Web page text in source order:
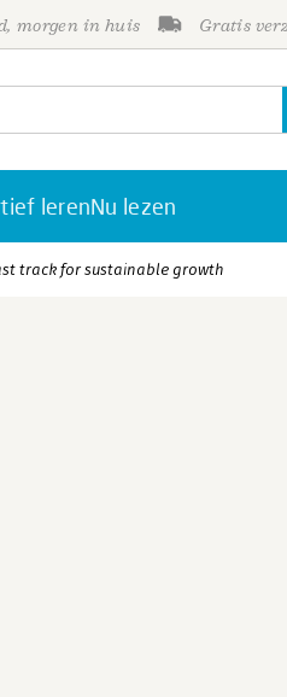
morgen in huis Gratis
lerenNu lezen
track for sustainable growth